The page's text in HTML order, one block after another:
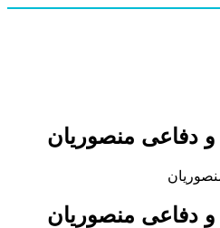
دفاعی منصوریان
دفاعی منصوریان